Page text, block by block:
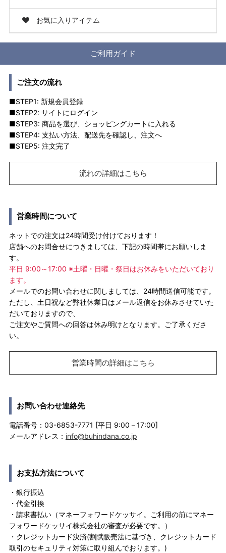
お気に入りアイテム
ご利用ガイド
ご注文の流れ
■STEP1: 新規会員登録
■STEP2: サイトにログイン
■STEP3: 商品を選び、ショッピングカートに入れる
■STEP4: 支払い方法、配送先を確認し、注文へ
■STEP5: 注文完了
流れの詳細はこちら
営業時間について
ネットでの注文は24時間受け付けております！
店舗へのお問合せにつきましては、下記の時間帯にお願いしま
す。
平日 9:00～17:00 ※土曜・日曜・祭日はお休みをいただいており
ます。
メールでのお問い合わせに関しましては、24時間送信可能です。
ただし、土日祝など弊社休業日はメール返信をお休みさせていた
だいておりますので、
ご注文やご質問への回答は休み明けとなります。ご了承くださ
い。
営業時間の詳細はこちら
お問い合わせ連絡先
電話番号：03-6853-7771 [平日 9:00－17:00]
メールアドレス： info@buhindana.co.jp
お支払方法について
・銀行振込
・代金引換
・請求書払い（マネーフォワードケッサイ。ご利用の前にマネー
フォワードケッサイ株式会社の審査が必要です。）
・クレジットカード決済(割賦販売法に基づき、クレジットカード
取引のセキュリティ対策に取り組んでおります。)